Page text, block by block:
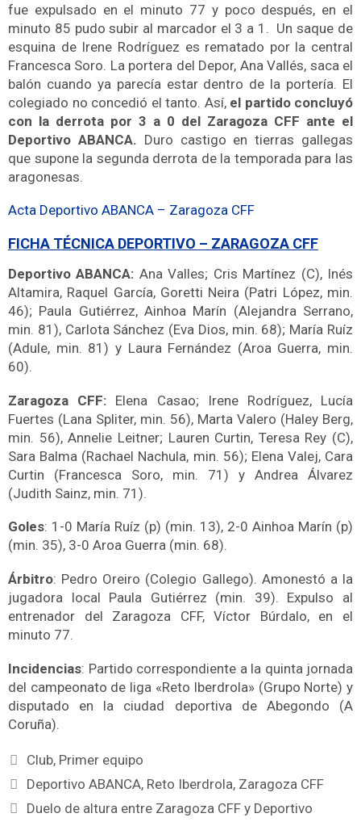
fue expulsado en el minuto 77 y poco después, en el
minuto 85 pudo subir al marcador el 3 a 1. Un saque de
esquina de Irene Rodríguez es rematado por la central
Francesca Soro. La portera del Depor, Ana Vallés, saca el
balón cuando ya parecía estar dentro de la portería. El
colegiado no concedió el tanto. Así, el partido concluyó
con la derrota por 3 a 0 del Zaragoza CFF ante el
Deportivo ABANCA. Duro castigo en tierras gallegas
que supone la segunda derrota de la temporada para las
aragonesas.
Acta Deportivo ABANCA – Zaragoza CFF
FICHA TÉCNICA DEPORTIVO – ZARAGOZA CFF
Deportivo ABANCA: Ana Valles; Cris Martínez (C), Inés
Altamira, Raquel García, Goretti Neira (Patri López, min.
46); Paula Gutiérrez, Ainhoa Marín (Alejandra Serrano,
min. 81), Carlota Sánchez (Eva Dios, min. 68); María Ruíz
(Adule, min. 81) y Laura Fernández (Aroa Guerra, min.
60).
Zaragoza CFF: Elena Casao; Irene Rodríguez, Lucía
Fuertes (Lana Spliter, min. 56), Marta Valero (Haley Berg,
min. 56), Annelie Leitner; Lauren Curtin, Teresa Rey (C),
Sara Balma (Rachael Nachula, min. 56); Elena Valej, Cara
Curtin (Francesca Soro, min. 71) y Andrea Álvarez
(Judith Sainz, min. 71).
Goles: 1-0 María Ruíz (p) (min. 13), 2-0 Ainhoa Marín (p)
(min. 35), 3-0 Aroa Guerra (min. 68).
Árbitro: Pedro Oreiro (Colegio Gallego). Amonestó a la
jugadora local Paula Gutiérrez (min. 39). Expulso al
entrenador del Zaragoza CFF, Víctor Búrdalo, en el
minuto 77.
Incidencias: Partido correspondiente a la quinta jornada
del campeonato de liga «Reto Iberdrola» (Grupo Norte) y
disputado en la ciudad deportiva de Abegondo (A
Coruña).
Club, Primer equipo
Deportivo ABANCA, Reto Iberdrola, Zaragoza CFF
Duelo de altura entre Zaragoza CFF y Deportivo